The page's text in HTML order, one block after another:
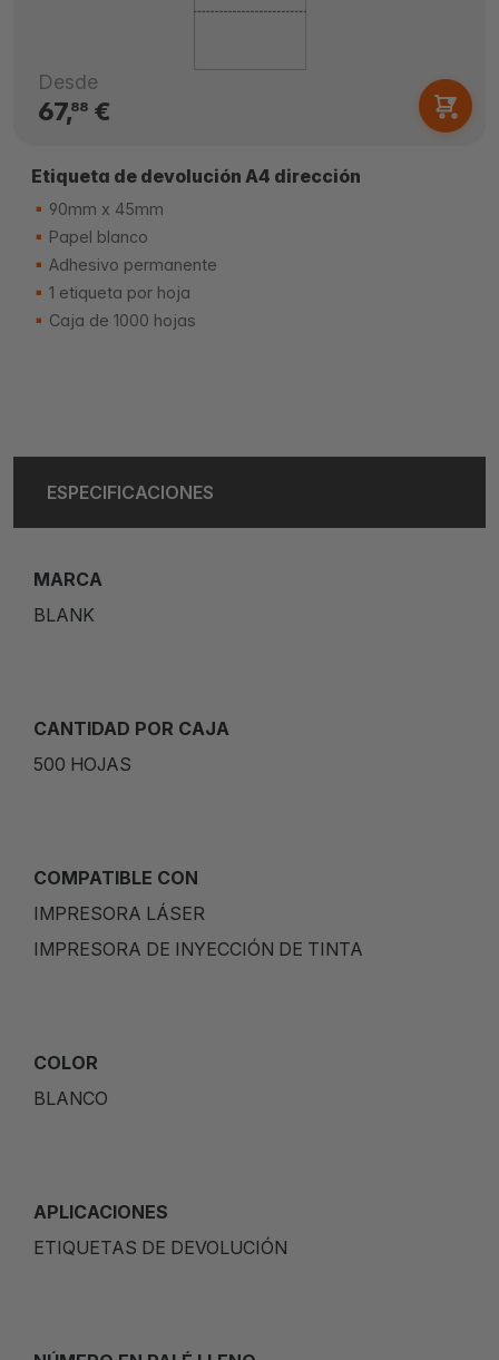
Desde
67,88€
Etiqueta de devolución A4 dirección
90mm x 45mm
Papel blanco
Adhesivo permanente
1 etiqueta por hoja
Caja de 1000 hojas
ESPECIFICACIONES
MARCA
BLANK
CANTIDAD POR CAJA
500 HOJAS
COMPATIBLE CON
IMPRESORA LÁSER
IMPRESORA DE INYECCIÓN DE TINTA
COLOR
BLANCO
APLICACIONES
ETIQUETAS DE DEVOLUCIÓN